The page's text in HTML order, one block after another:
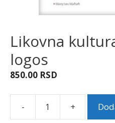
Likovna
logos
850.00 RSD
-
Likovna
+